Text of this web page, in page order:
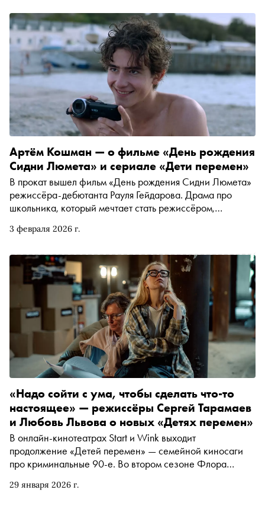
3 февраля 2026 г.
Артём Кошман — о фильме «День рождения
Сидни Люмета» и сериале «Дети перемен»
В прокат вышел фильм «День рождения Сидни Люмета»
режиссёра-дебютанта Рауля Гейдарова. Драма про
школьника, который мечтает стать режиссёром,
собрала тёплые отзывы критиков и зрителей.
поговорила с исполнителем главной роли Артёмом
Кошманом — об авторском кино, любви, режиссёрской
«настройке» и приключениях на съёмках
29 января 2026 г.
«Надо сойти с ума, чтобы сделать что-то
настоящее» — режиссёры Сергей Тарамаев
и Любовь Львова о новых «Детях перемен»
В онлайн-кинотеатрах Start и Wink выходит
продолжение «Детей перемен» — семейной киносаги
про криминальные 90-е. Во втором сезоне Флора
троллейбуса превратилась во влиятельную главу